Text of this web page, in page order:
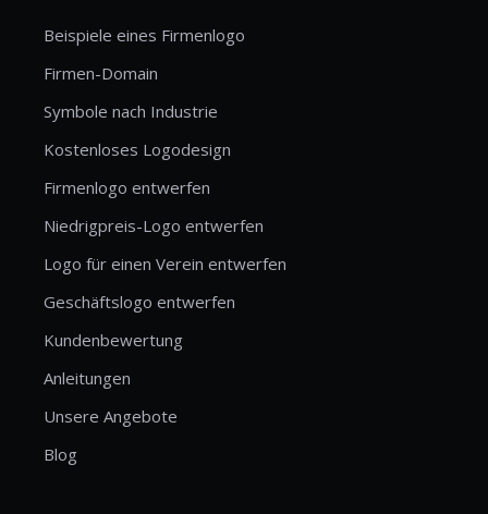
Beispiele eines Firmenlogo
Firmen-Domain
Symbole nach Industrie
Kostenloses Logodesign
Firmenlogo entwerfen
Niedrigpreis-Logo entwerfen
Logo für einen Verein entwerfen
Geschäftslogo entwerfen
Kundenbewertung
Anleitungen
Unsere Angebote
Blog